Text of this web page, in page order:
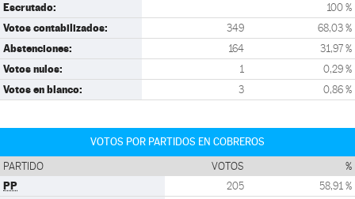
Escrutado: 100 %
Votos contabilizados: 349 68,03 %
Abstenciones: 164 31,97 %
Votos nulos: 1 0,29 %
Votos en blanco: 3 0,86 %
VOTOS POR PARTIDOS EN COBREROS
PARTIDO VOTOS %
PP 205 58,91 %